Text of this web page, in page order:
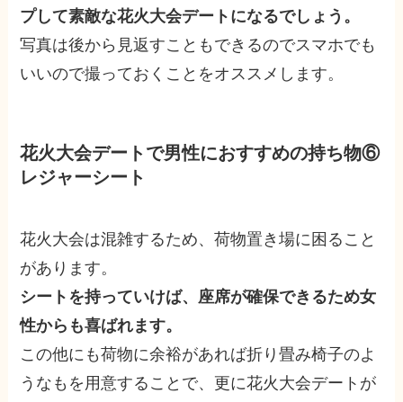
プして素敵な花火大会デートになるでしょう。
写真は後から見返すこともできるのでスマホでも
いいので撮っておくことをオススメします。
花火大会デートで男性におすすめの持ち物⑥
レジャーシート
花火大会は混雑するため、荷物置き場に困ること
があります。
シートを持っていけば、座席が確保できるため女
性からも喜ばれます。
この他にも荷物に余裕があれば折り畳み椅子のよ
うなもを用意することで、更に花火大会デートが